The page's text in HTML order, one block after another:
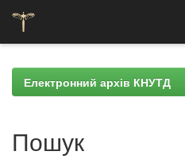
navigationЕлектронний архів КНУТД
Пошук